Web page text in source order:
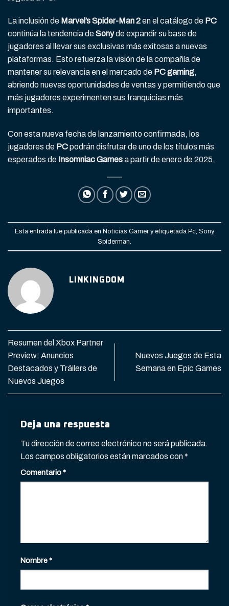
La inclusión de Marvel’s Spider-Man 2en el catálogo de PC
continúa la tendencia deSonyde expandir su base de
jugadores al llevar sus exclusivas más exitosas a nuevas
plataformas. Esto refuerza la visión de la compañía de
mantener su relevancia en el mercado de PC gaming,
abriendo nuevas oportunidades de ventas y permitiendo que
más jugadores experimenten sus franquicias más
importantes.
Con esta nueva fecha de lanzamiento confirmada, los
jugadores de PCpodrán disfrutar de uno de los títulos más
esperados de Insomniac Gamesa partir de enero de 2025.
Esta entrada fue publicada en Noticias Gamery etiquetada Pc, Sony,
Spiderman
LINKINGDOM
Resumen del Xbox Partner
Preview: Anuncios
Destacados y Tráilers de
Nuevos Juegos
Nuevos Juegos de Esta
Semana en Epic Games
Deja una respuesta
Tu dirección de correo electrónico no será publicada.
Los campos obligatorios están marcados con*
Comentario*
Nombre*